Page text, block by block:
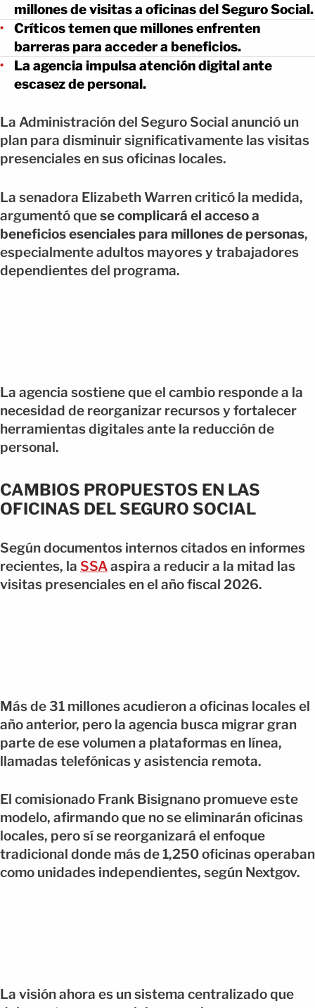
millones de visitas a oficinas del Seguro Social.
Críticos temen que millones enfrenten
barreras para acceder a beneficios.
La agencia impulsa atención digital ante
escasez de personal.
La Administración del Seguro Social anunció un
plan para disminuir significativamente las visitas
presenciales en sus oficinas locales.
La senadora Elizabeth Warren criticó la medida,
argumentó quese complicará el acceso a
beneficios esenciales para millones de personas,
especialmente adultos mayores y trabajadores
dependientes del programa.
La agencia sostiene que el cambio responde a la
necesidad de reorganizar recursos y fortalecer
herramientas digitales ante la reducción de
personal.
CAMBIOS PROPUESTOS EN LAS
OFICINAS DEL SEGURO SOCIAL
Según documentos internos citados en informes
recientes, la SSAaspira a reducir a la mitad las
visitas presenciales en el año fiscal 2026.
Más de 31 millones acudieron a oficinas locales el
año anterior, pero la agencia busca migrar gran
parte de ese volumen a plataformas en línea,
llamadas telefónicas y asistencia remota.
El comisionado Frank Bisignano promueve este
modelo, afirmando que no se eliminarán oficinas
locales, pero sí se reorganizará el enfoque
tradicional donde más de 1,250 oficinas operaban
como unidades independientes, según Nextgov.
La visión ahora es un sistema centralizado que